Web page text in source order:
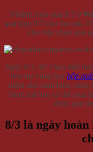
Những món quà 8-3 ở
quà tặng 8/3 cho bạn gái.
cho việc chọn quà
Ngày 8/3, lựa chọn một
hoa mạ vàng hay hộp
niệm nhỏ xinh khác cũng
hàng mà bạn có thể mua
được gắn
8/3 là ngày